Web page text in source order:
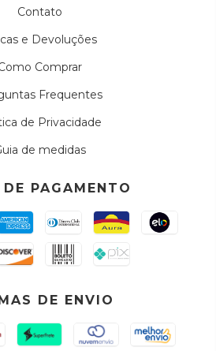
Contato
e Devoluções
Comprar
Frequentes
de Privacidade
de medidas
PAGAMENTO
DE ENVIO